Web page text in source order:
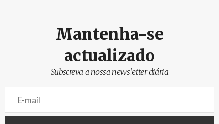
Mantenha-se
actualizado
Subscreva a nossa newsletter diária